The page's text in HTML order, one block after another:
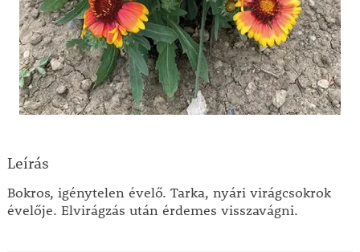
Leírás
Bokros, igénytelen évelő. Tarka, nyári virágcsokrok
évelője. Elvirágzás után érdemes visszavágni.